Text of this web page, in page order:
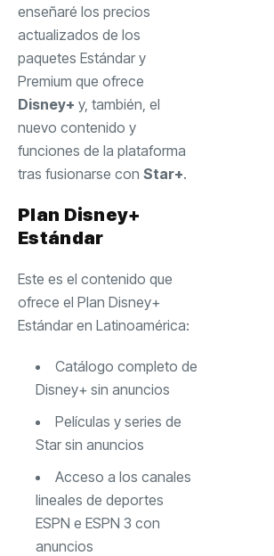
enseñaré los precios
actualizados de los
paquetes Estándar y
Premium que ofrece
Disney+ y, también, el
nuevo contenido y
funciones de la plataforma
tras fusionarse con Star+.
Plan Disney+
Estándar
Este es el contenido que
ofrece el Plan Disney+
Estándar en Latinoamérica:
Catálogo completo de
Disney+ sin anuncios
Películas y series de
Star sin anuncios
Acceso a los canales
lineales de deportes
ESPN e ESPN 3 con
anuncios